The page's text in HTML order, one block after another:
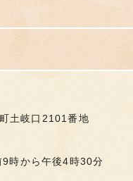
土岐口2101番地
時から午後4時30分